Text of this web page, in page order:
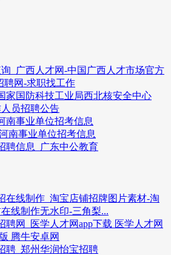
_广西人才网-中国广西人才市场官方
聘网-求职找工作
家国防科技工业局西北核安全中心
人员招聘公告
南事业单位招考信息
南事业单位招考信息
聘信息_广东中公教育
在线制作_淘宝店铺招牌图片素材-淘
线制作无水印-三角梨...
聘网_医学人才网app下载 医学人才网
腾牛安卓网
聘_郑州华润怡宝招聘